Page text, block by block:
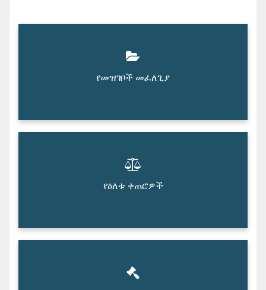
የመዝገቦች መፈለጊያ
የዕለቱ ቀጠሮዎች